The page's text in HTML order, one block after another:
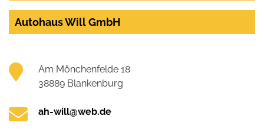
Autohaus Will GmbH
Am Mönchenfelde 18
38889 Blankenburg
ah-will@web.de